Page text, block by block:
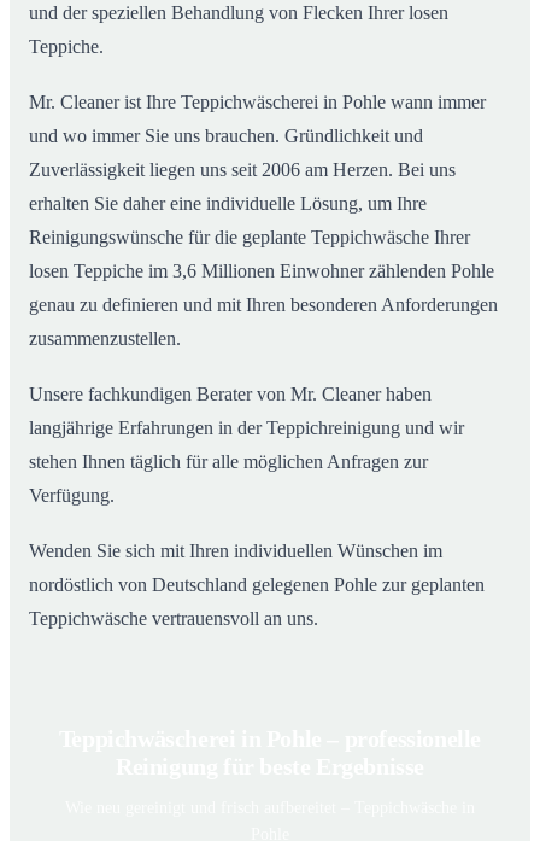
und der speziellen Behandlung von Flecken Ihrer losen
Teppiche.
Mr. Cleaner ist Ihre Teppichwäscherei in Pohle wann immer
und wo immer Sie uns brauchen. Gründlichkeit und
Zuverlässigkeit liegen uns seit 2006 am Herzen. Bei uns
erhalten Sie daher eine individuelle Lösung, um Ihre
Reinigungswünsche für die geplante Teppichwäsche Ihrer
losen Teppiche im 3,6 Millionen Einwohner zählenden Pohle
genau zu definieren und mit Ihren besonderen Anforderungen
zusammenzustellen.
Unsere fachkundigen Berater von Mr. Cleaner haben
langjährige Erfahrungen in der Teppichreinigung und wir
stehen Ihnen täglich für alle möglichen Anfragen zur
Verfügung.
Wenden Sie sich mit Ihren individuellen Wünschen im
nordöstlich von Deutschland gelegenen Pohle zur geplanten
Teppichwäsche vertrauensvoll an uns.